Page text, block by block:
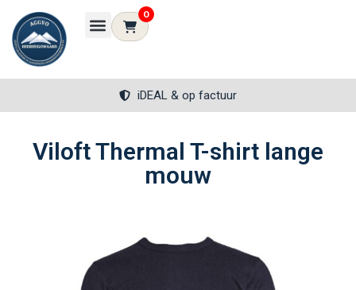
0
iDEAL & op factuur
Viloft Thermal T-shirt lange
mouw